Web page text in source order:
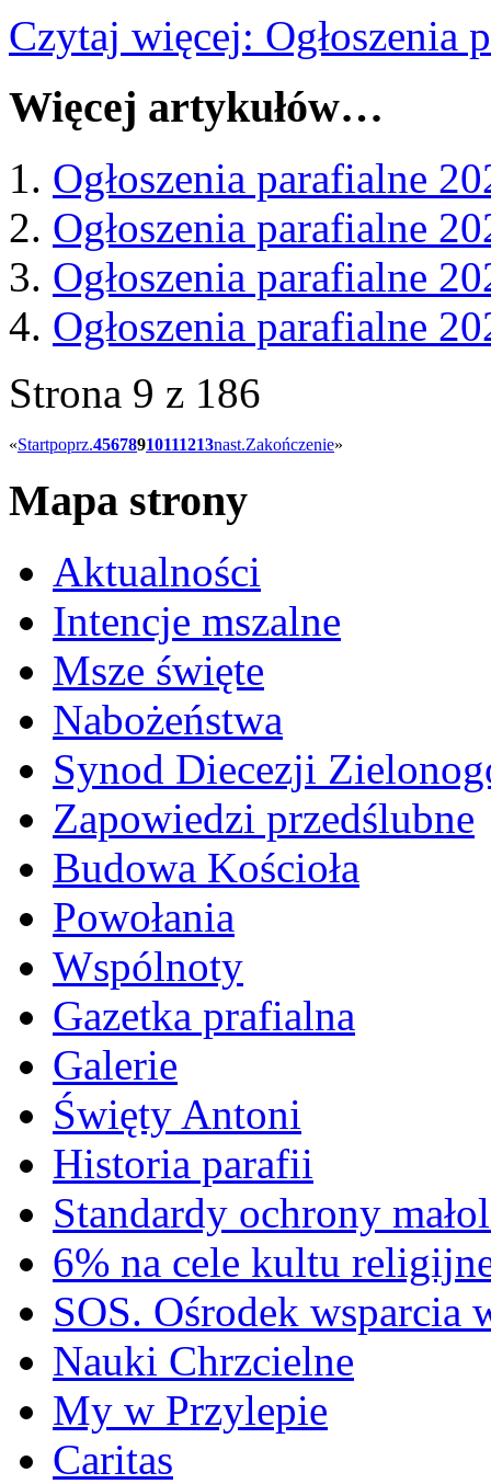
Czytaj więcej: Ogłoszenia
Więcej artykułów…
Ogłoszenia parafialne
Ogłoszenia parafialne
Ogłoszenia parafialne
Ogłoszenia parafialne
Strona 9 z 186
«Startpoprz.45678910111213nast.Zakończenie»
Mapa strony
Aktualności
Intencje mszalne
Msze święte
Nabożeństwa
Synod Diecezji
Zapowiedzi przedślubne
Budowa Kościoła
Powołania
Wspólnoty
Gazetka prafialna
Galerie
Święty Antoni
Historia parafii
Standardy ochrony
6% na cele kultu
SOS. Ośrodek wsparcia
Nauki Chrzcielne
My w Przylepie
Caritas